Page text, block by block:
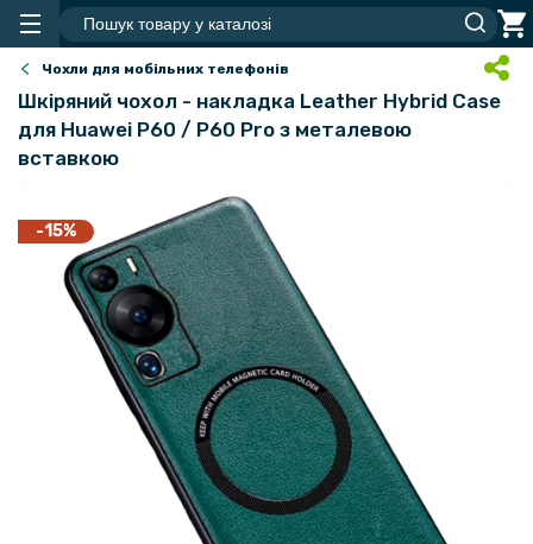
Чохли для мобільних телефонів
Шкіряний чохол - накладка Leather Hybrid Case
для Huawei P60 / P60 Pro з металевою
вставкою
-15%